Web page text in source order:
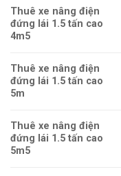
Thuê xe nâng điện
đứng lái 1.5 tấn cao
4m5
Thuê xe nâng điện
đứng lái 1.5 tấn cao
5m
Thuê xe nâng điện
đứng lái 1.5 tấn cao
5m5